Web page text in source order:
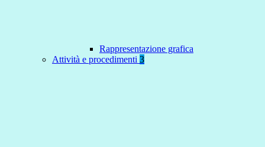
Rappresentazione grafica
Attività e procedimenti 3